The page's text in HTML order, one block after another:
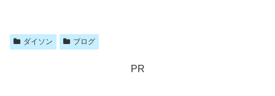
ダイソン ブログ
PR